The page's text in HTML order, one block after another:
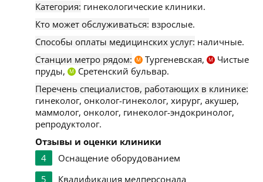
Категория: гинекологические клиники.
Кто может обслуживаться: взрослые.
Способы оплаты медицинских услуг: наличные.
Станции метро рядом:
М Тургеневская, М
Чистые
пруды,
М
Сретенский бульвар.
Перечень специалистов, работающих в клинике:
гинеколог, онколог-гинеколог, хирург, акушер,
маммолог, онколог, гинеколог-эндокринолог,
репродуктолог.
Отзывы и оценки клиники
4
Оснащение оборудованием
5
Квалификация медперсонала